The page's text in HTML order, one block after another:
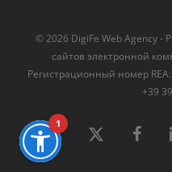
© 2026 DigiFe Web Agency -
сайтов электронной
Регистрационный номер
+39
твиттер Facebook
1